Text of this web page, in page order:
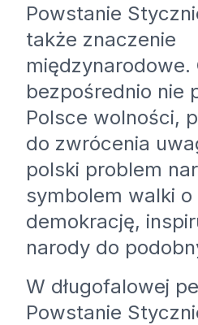
Powstanie
także znaczenie
międzynarodowe.
bezpośrednio nie
Polsce wolności,
do zwrócenia
polski problem
symbolem walki o
demokrację,
narody do
W długofalowej
Powstanie